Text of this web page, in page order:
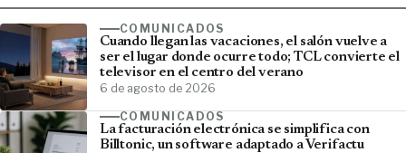
COMUNICADOS
Cuando llegan las vacaciones, el salón vuelve a
ser el lugar donde ocurre todo; TCL convierte el
televisor en el centro del verano
6 de agosto de 2026
COMUNICADOS
La facturación electrónica se simplifica con
Billtonic, un software adaptado a Verifactu